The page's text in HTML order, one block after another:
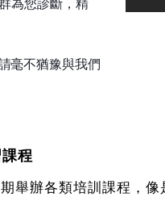
毫不猶豫與我們
程
舉辦各類培訓課程，像